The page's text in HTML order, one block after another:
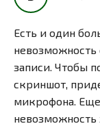
Есть и один
записи. Чтобы
скриншот,
микрофона. Еще
невозможность